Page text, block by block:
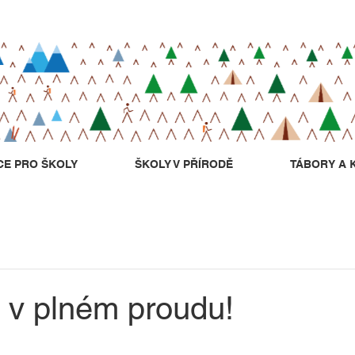
PRO ŠKOLY ŠKOLY V PŘÍRODĚ TÁBORY A
plném proudu!